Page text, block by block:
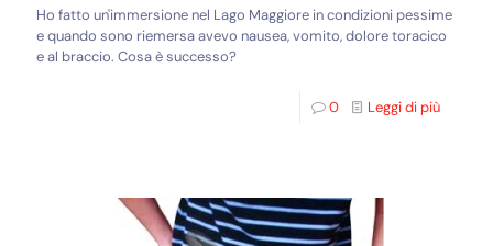
Ho fatto un'immersione nel Lago Maggiore in condizioni pessime
e quando sono riemersa avevo nausea, vomito, dolore toracico
e al braccio. Cosa è successo?
0 Leggi di più